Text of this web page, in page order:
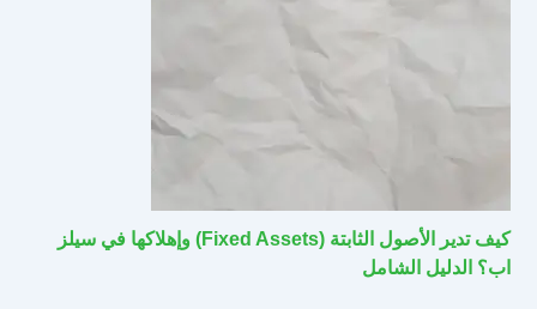
كيف تدير الأصول الثابتة (Fixed Assets) وإهلاكها في سيلز
اب؟ الدليل الشامل